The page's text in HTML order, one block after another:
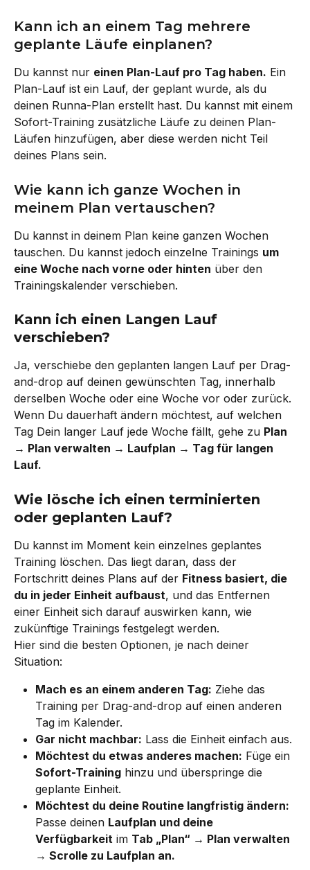
Kann ich an einem Tag mehrere
geplante Läufe einplanen?
Du kannst nur einen Plan-Lauf pro Tag haben. Ein
Plan-Lauf ist ein Lauf, der geplant wurde, als du
deinen Runna-Plan erstellt hast. Du kannst mit einem
Sofort-Training zusätzliche Läufe zu deinen Plan-
Läufen hinzufügen, aber diese werden nicht Teil
deines Plans sein.
Wie kann ich ganze Wochen in
meinem Plan vertauschen?
Du kannst in deinem Plan keine ganzen Wochen
tauschen. Du kannst jedoch einzelne Trainings um
eine Woche nach vorne oder hinten über den
Trainingskalender verschieben.
Kann ich einen Langen Lauf
verschieben?
Ja, verschiebe den geplanten langen Lauf per Drag-
and-drop auf deinen gewünschten Tag, innerhalb
derselben Woche oder eine Woche vor oder zurück.
Wenn Du dauerhaft ändern möchtest, auf welchen
Tag Dein langer Lauf jede Woche fällt, gehe zu Plan
→ Plan verwalten → Laufplan → Tag für langen
Lauf.
Wie lösche ich einen terminierten
oder geplanten Lauf?
Du kannst im Moment kein einzelnes geplantes
Training löschen. Das liegt daran, dass der
Fortschritt deines Plans auf der Fitness basiert, die
du in jeder Einheit aufbaust, und das Entfernen
einer Einheit sich darauf auswirken kann, wie
zukünftige Trainings festgelegt werden.
Hier sind die besten Optionen, je nach deiner
Situation:
Mach es an einem anderen Tag: Ziehe das
Training per Drag-and-drop auf einen anderen
Tag im Kalender.
Gar nicht machbar: Lass die Einheit einfach aus.
Möchtest du etwas anderes machen: Füge ein
Sofort-Training hinzu und überspringe die
geplante Einheit.
Möchtest du deine Routine langfristig ändern:
Passe deinen Laufplan und deine
Verfügbarkeit im Tab „Plan“ → Plan verwalten
→ Scrolle zu Laufplan an.